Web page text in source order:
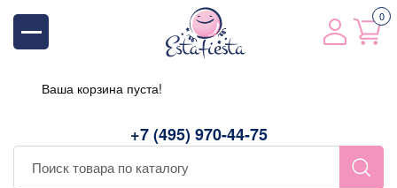
+7 (495) 970-44-75
0
Ваша корзина пуста!